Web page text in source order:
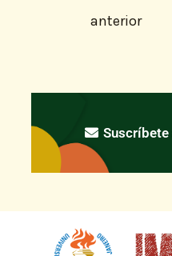
anterior